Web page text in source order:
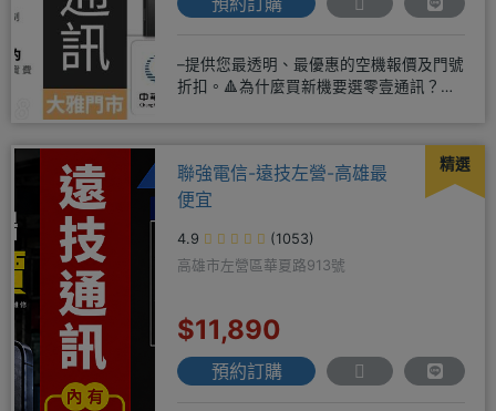
–提供您最透明、最優惠的空機報價及門號
折扣。🔺為什麼買新機要選零壹通訊？
精選
聯強電信-遠技左營-高雄最
便宜
4.9
(1053)
高雄市左營區華夏路913號
$11,890
預約訂購